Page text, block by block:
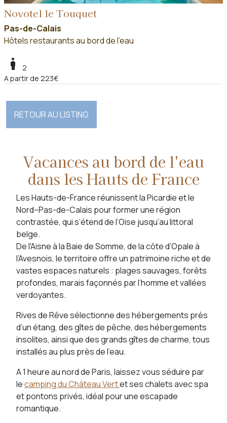
Vacances au bord de l'eau
dans les Hauts de France
Les Hauts-de-France réunissent la Picardie et le
Nord–Pas-de-Calais pour former une région
contrastée, qui s’étend de l’Oise jusqu’au littoral
belge.
De l'Aisne à la Baie de Somme, de la côte d’Opale à
l’Avesnois, le territoire offre un patrimoine riche et de
vastes espaces naturels : plages sauvages, forêts
profondes, marais façonnés par l’homme et vallées
verdoyantes.
Rives de Rêve sélectionne des hébergements près
d’un étang, des gîtes de pêche, des hébergements
insolites, ainsi que des grands gîtes de charme, tous
installés au plus près de l’eau.
A 1 heure au nord de Paris, laissez vous séduire par
lecamping du Château Vertet ses chalets avec spa
et pontons privés, idéal pour une escapade
romantique.
Novotel le Touquet
Pas-de-Calais
Hôtels restaurants au bord de l'eau
boy
2
A partir de 223€
RETOUR AU LISTING